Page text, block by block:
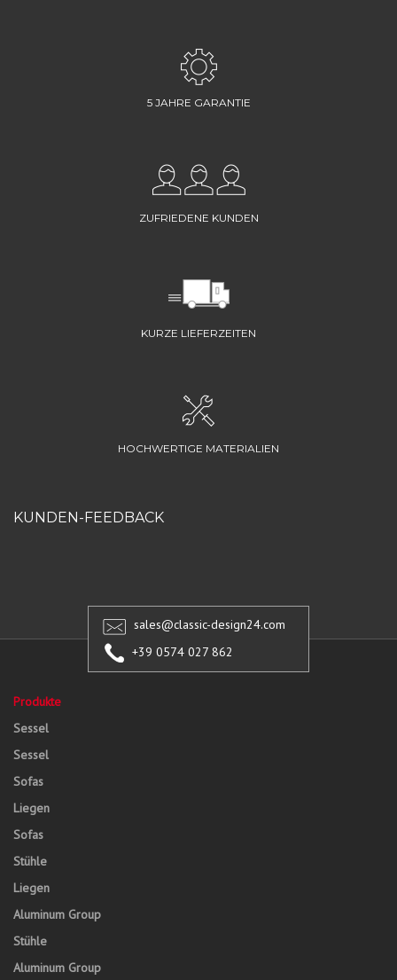
5 JAHRE GARANTIE
ZUFRIEDENE KUNDEN
KURZE LIEFERZEITEN
HOCHWERTIGE MATERIALIEN
KUNDEN-FEEDBACK
sales@classic-design24.com
+39 0574 027 862
Produkte
Sessel
Sessel
Sofas
Liegen
Sofas
Stühle
Liegen
Aluminum Group
Stühle
Aluminum Group